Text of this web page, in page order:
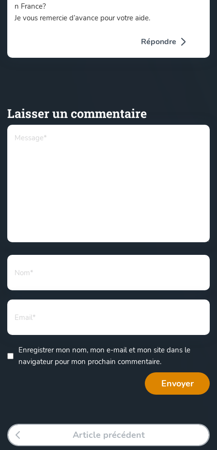
n France?
Je vous remercie d’avance pour votre aide.
Répondre
Laisser un commentaire
Enregistrer mon nom, mon e-mail et mon site dans le
navigateur pour mon prochain commentaire.
Article précédent